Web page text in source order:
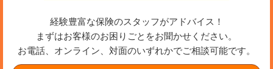
経験豊富な保険のスタッフがアドバイス！
まずはお客様のお困りごとをお聞かせください。
お電話、オンライン、対面のいずれかでご相談可能です。